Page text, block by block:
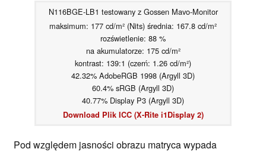
N116BGE-LB1 testowany z Gossen Mavo-Monitor
maksimum: 177 cd/m² (Nits) średnia: 167.8 cd/m²
rozświetlenie: 88 %
na akumulatorze: 175 cd/m²
kontrast: 139:1 (czerń: 1.26 cd/m²)
42.32% AdobeRGB 1998 (Argyll 3D)
60.4% sRGB (Argyll 3D)
40.77% Display P3 (Argyll 3D)
Download Plik ICC (X-Rite i1Display 2)
Pod względem jasności obrazu matryca wypada